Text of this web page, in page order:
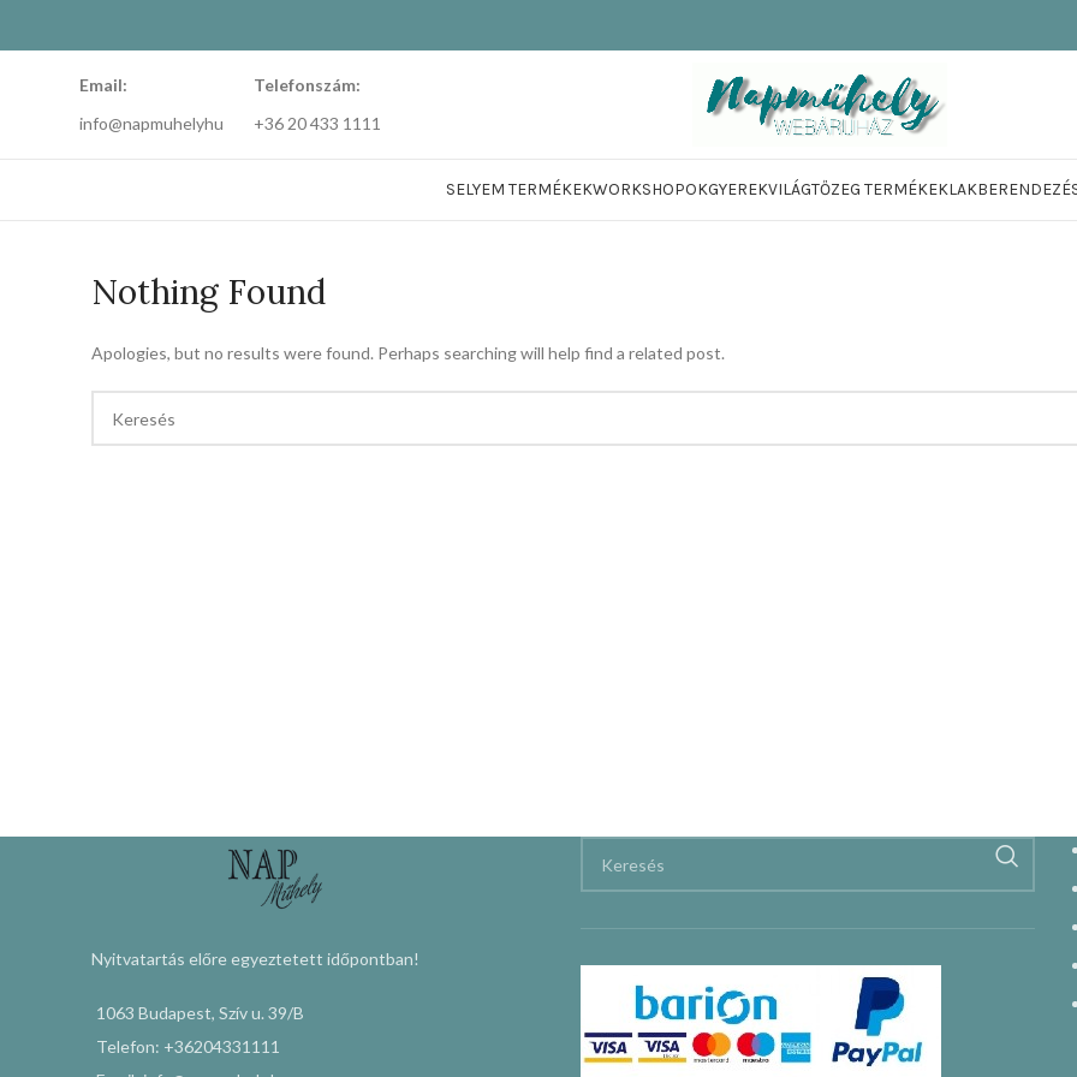
Email:
info@napmuhelyhu
Telefonszám:
+36 20 433 1111
SELYEM TERMÉKEKWORKSHOPOKGYEREKVILÁGTŐZEG TERMÉKEK
Nothing Found
Apologies, but no results were found. Perhaps searching will help find a related post.
Nyitvatartás előre egyeztetett időpontban!
1063 Budapest, Szív u. 39/B
Telefon: +36204331111